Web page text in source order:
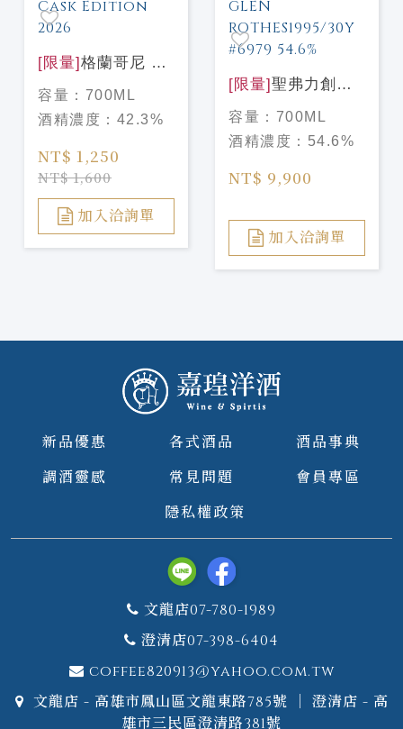
[限量] 格蘭哥尼 12
年PX 2026限定版
Glengoyne 12
Year Old PX Cask
Edition 2026
容量： 700ML
酒精濃度： 42.3%
NT$ 1,250
NT$ 1,600
加入洽詢單
[限量] 聖弗力創辦
人系列 格蘭路思
1995/30年#6979
54.6%單桶原酒
SIGNATORY
#6979 54.6%
容量： 700ML
酒精濃度： 54.6%
NT$ 9,900
加入洽詢單
新品優惠 各式酒品
酒品事典
調酒靈感
常見問題
會員專區
隱私權政策
文龍店07-780-1989
澄清店07-398-6404
coffee820913@yahoo.com.tw
文龍店 - 高雄市鳳山區文龍東路785號 ｜ 澄清店 - 高
雄市三民區澄清路381號